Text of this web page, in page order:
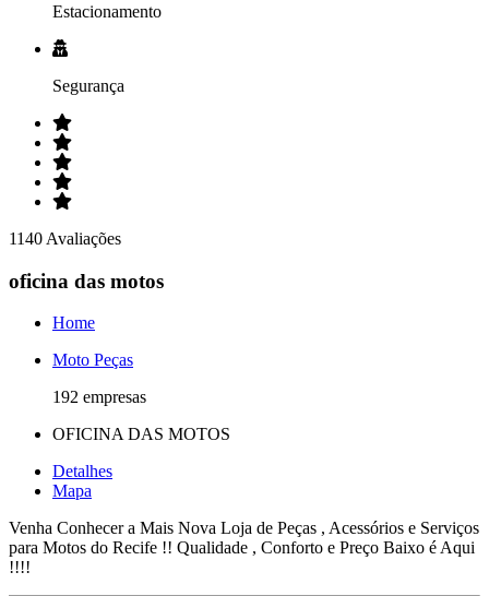
Estacionamento
Segurança
1140 Avaliações
oficina das motos
Home
Moto Peças
192 empresas
OFICINA DAS MOTOS
Detalhes
Mapa
Venha Conhecer a Mais Nova Loja de Peças , Acessórios e Serviços
para Motos do Recife !! Qualidade , Conforto e Preço Baixo é Aqui
!!!!